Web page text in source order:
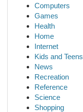
Computers
Games
Health
Home
Internet
Kids and Teens
News
Recreation
Reference
Science
Shopping